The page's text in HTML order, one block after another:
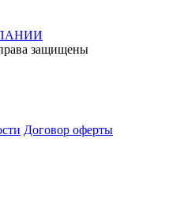
защищены
Договор оферты